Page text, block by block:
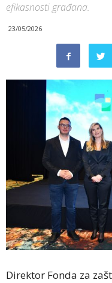
efikasnosti građana.
23/05/2026
Direktor Fonda za